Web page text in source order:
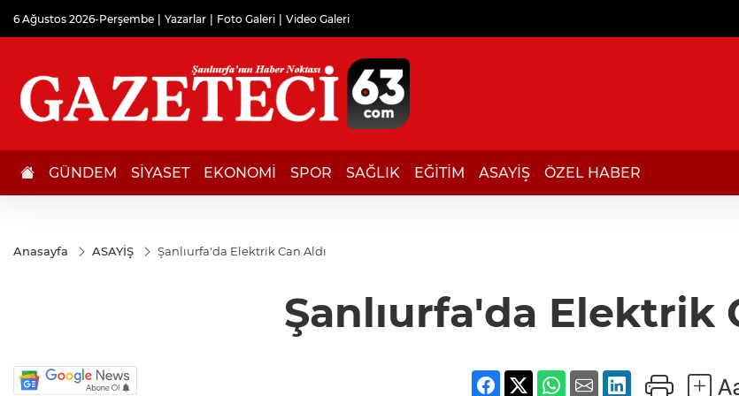
6 Ağustos 2026-Perşembe Yazarlar Foto Galeri Video Galeri
GÜNDEM SİYASET EKONOMİ SPOR SAĞLIK EĞİTİM ASAYİŞ ÖZEL HABER
Anasayfa ASAYİŞ Şanlıurfa'da Elektrik Can Aldı
Şanlıurfa'da Elektrik